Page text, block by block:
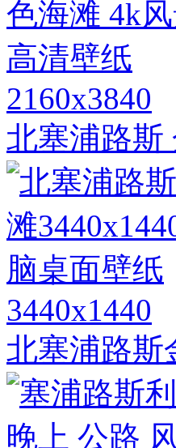
2160x3840
北塞浦路斯
3440x1440
北塞浦路斯